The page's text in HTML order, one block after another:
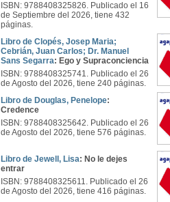
ISBN: 9788408325826. Publicado el 16
de Septiembre del 2026, tiene 432
páginas.
Libro de Clopés, Josep Maria;
Cebrián, Juan Carlos; Dr. Manuel
Sans Segarra: Ego y Supraconciencia
ISBN: 9788408325741. Publicado el 26
de Agosto del 2026, tiene 240 páginas.
Libro de Douglas, Penelope:
Credence
ISBN: 9788408325642. Publicado el 26
de Agosto del 2026, tiene 576 páginas.
Libro de Jewell, Lisa: No le dejes
entrar
ISBN: 9788408325611. Publicado el 26
de Agosto del 2026, tiene 416 páginas.